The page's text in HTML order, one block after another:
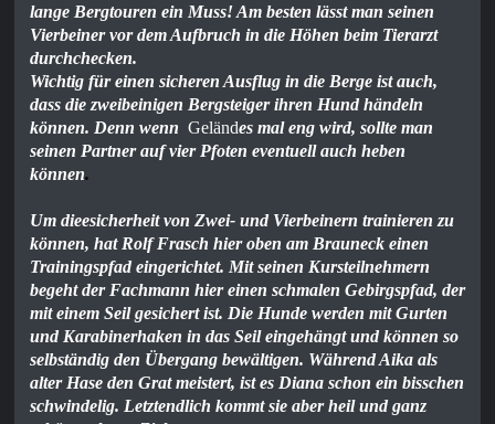
lange Bergtouren ein Muss! Am besten lässt man seinen
Vierbeiner vor dem Aufbruch in die Höhen beim Tierarzt
durchchecken.
Wichtig für einen sicheren Ausflug in die Berge ist auch,
dass die zweibeinigen Bergsteiger ihren Hund händeln
können. Denn wenn Geländes mal eng wird, sollte man
seinen Partner auf vier Pfoten eventuell auch heben
können.
Um dieesicherheit von Zwei- und Vierbeinern trainieren zu
können, hat Rolf Frasch hier oben am Brauneck einen
Trainingspfad eingerichtet. Mit seinen Kursteilnehmern
begeht der Fachmann hier einen schmalen Gebirgspfad, der
mit einem Seil gesichert ist. Die Hunde werden mit Gurten
und Karabinerhaken in das Seil eingehängt und können so
selbständig den Übergang bewältigen. Während Aika als
alter Hase den Grat meistert, ist es Diana schon ein bisschen
schwindelig. Letztendlich kommt sie aber heil und ganz